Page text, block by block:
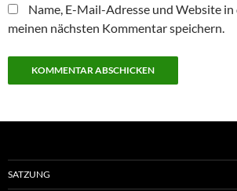
Name, E-Mail-Adresse und Website
meinen nächsten Kommentar speichern.
SATZUNG